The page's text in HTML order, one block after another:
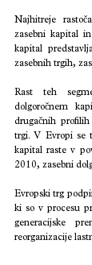
Najhitreje
zasebni kapital
kapital
zasebnih trgih,
Rast teh
dolgoročnem
drugačnih
trgi. V Evropi se
kapital raste v
2010, zasebni
Evropski trg
ki so v procesu
generacijske
reorganizacije